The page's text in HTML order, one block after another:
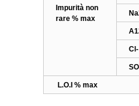
Impurità non
rare % max
Cl-
L.O.I % max